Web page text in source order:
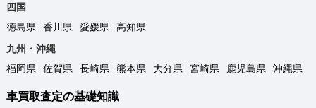
四国
徳島県
香川県 愛媛県
高知県
九州・沖縄
福岡県
佐賀県 長崎県 熊本県 大分県 宮崎県 鹿児島県 沖縄県
車買取査定の基礎知識